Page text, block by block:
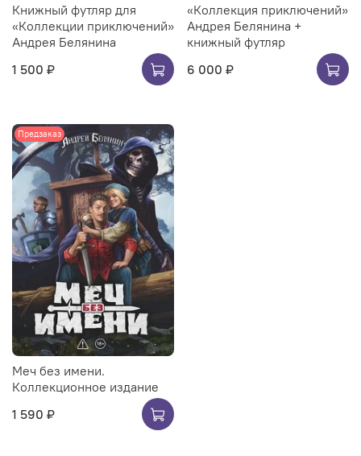
Книжный футляр для
«Коллекции приключений»
Андрея Белянина
1 500 ₽
«Коллекция приключений»
Андрея Белянина +
книжный футляр
6 000 ₽
Предзаказ
Меч без имени.
Коллекционное издание
1 590 ₽